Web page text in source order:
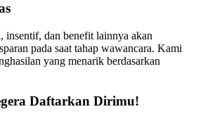
insentif, dan benefit lainnya akan
pada saat tahap wawancara. Kami
yang menarik berdasarkan
Daftarkan Dirimu!